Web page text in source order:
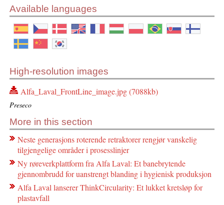
Available languages
High-resolution images
Alfa_Laval_FrontLine_image.jpg (7088kb)
Preseco
More in this section
Neste generasjons roterende retraktorer rengjør vanskelig
tilgjengelige områder i prosesslinjer
Ny røreverkplattform fra Alfa Laval: Et banebrytende
gjennombrudd for uanstrengt blanding i hygienisk produksjon
Alfa Laval lanserer ThinkCircularity: Et lukket kretsløp for
plastavfall